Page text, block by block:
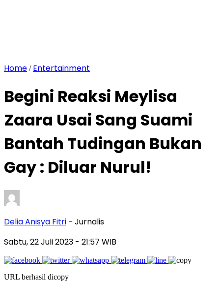
Home / Entertainment
Begini Reaksi Meylisa
Zaara Usai Sang Suami
Bantah Tudingan Bukan
Gay : Diluar Nurul!
Delia Anisya Fitri - Jurnalis
Sabtu, 22 Juli 2023 - 21:57 WIB
URL berhasil dicopy